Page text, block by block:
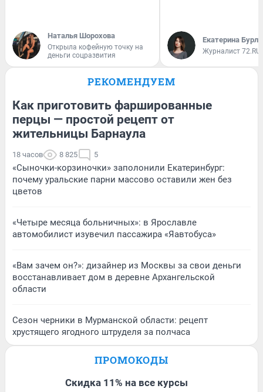
Наталья Шорохова
Открыла кофейную точку на
деньги соцразвития
Екатерина
Журналист 72.RU
РЕКОМЕНДУЕМ
Как приготовить фаршированные
перцы — простой рецепт от
жительницы Барнаула
18 часов 8 825 5
«Сыночки-корзиночки» заполонили Екатеринбург:
почему уральские парни массово оставили жен без
цветов
«Четыре месяца больничных»: в Ярославле
автомобилист изувечил пассажира «Яавтобуса»
«Вам зачем он?»: дизайнер из Москвы за свои деньги
восстанавливает дом в деревне Архангельской
области
Сезон черники в Мурманской области: рецепт
хрустящего ягодного штруделя за полчаса
ПРОМОКОДЫ
Скидка 11% на все курсы